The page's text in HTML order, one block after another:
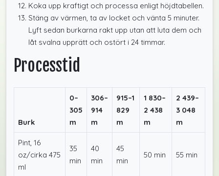
Koka upp kraftigt och processa enligt höjdtabellen.
Stäng av värmen, ta av locket och vänta 5 minuter.
Lyft sedan burkarna rakt upp utan att luta dem och
låt svalna upprätt och ostört i 24 timmar.
Processtid
Burk
0–
305
m
306–
914
m
915–1
829
m
1 830–
2 438
m
2 439–
3 048
m
Pint, 16
oz/cirka 475
ml
35
min
40
min
45
min
50 min 55 min